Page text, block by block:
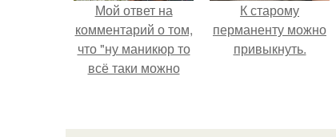
Мой ответ на
комментарий о том,
что "ну маникюр то
всё таки можно
К старому
перманенту можно
привыкнуть.